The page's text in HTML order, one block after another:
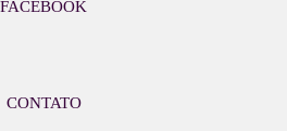
FACEBOOK
CONTATO